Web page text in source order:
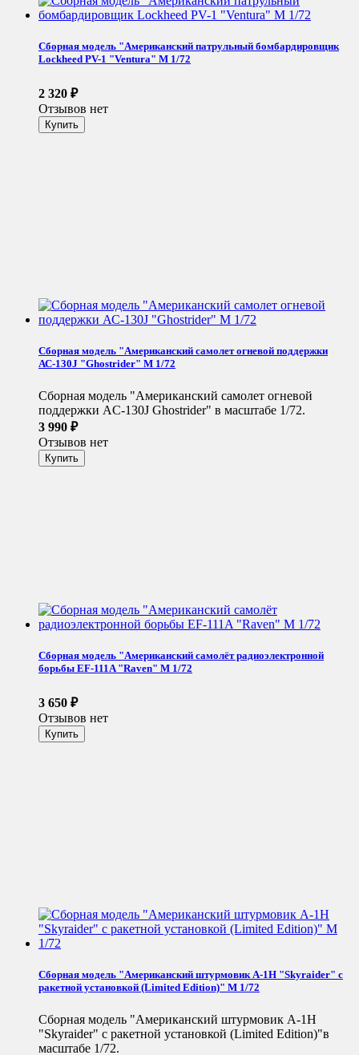
Сборная модель "Американский патрульный бомбардировщик
Lockheed PV-1 "Ventura" М 1/72
2 320 ₽
Отзывов нет
Сборная модель "Американский самолет огневой поддержки
АС-130J "Ghostrider" М 1/72
Сборная модель "Американский самолет огневой
поддержки AC-130J Ghostrider" в масштабе 1/72.
3 990 ₽
Отзывов нет
Сборная модель "Американский самолёт радиоэлектронной
борьбы EF-111A "Raven" М 1/72
3 650 ₽
Отзывов нет
Сборная модель "Американский штурмовик A-1H "Skyraider" с
ракетной установкой (Limited Edition)" М 1/72
Сборная модель "Американский штурмовик A-1H
"Skyraider" с ракетной установкой (Limited Edition)"в
масштабе 1/72.